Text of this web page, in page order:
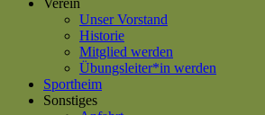
Verein
Unser Vorstand
Historie
Mitglied werden
Übungsleiter*in werden
Sportheim
Sonstiges